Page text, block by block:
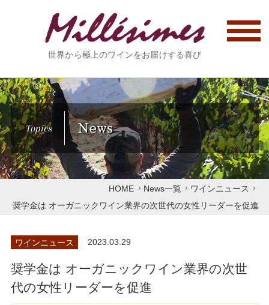
世界から極上のワインをお届けする喜び
Topics News
HOME News一覧
ワインニュース
奨学金は オーガニックワイン業界の次世代の女性リーダーを促進
ワインニュース 2023.03.29
奨学金は オーガニックワイン業界の次世
代の女性リーダーを促進